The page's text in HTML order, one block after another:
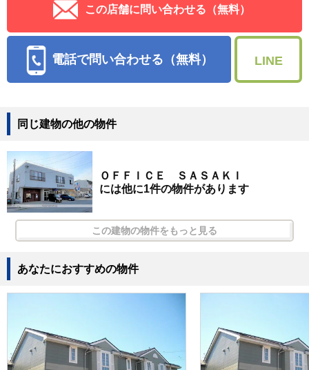
この店舗に問い合わせる（無料）
電話で問い合わせる（無料） LINE
同じ建物の他の物件
ＯＦＦＩＣＥ ＳＡＳＡＫＩ
には他に1件の物件があります
この建物の物件をもっと見る
あなたにおすすめの物件